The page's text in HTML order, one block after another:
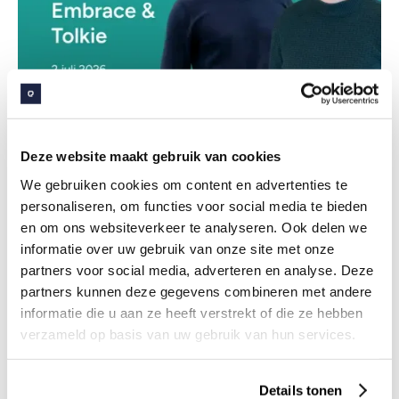
Deze website maakt gebruik van cookies
We gebruiken cookies om content en advertenties te
personaliseren, om functies voor social media te bieden
en om ons websiteverkeer te analyseren. Ook delen we
informatie over uw gebruik van onze site met onze
partners voor social media, adverteren en analyse. Deze
partners kunnen deze gegevens combineren met andere
informatie die u aan ze heeft verstrekt of die ze hebben
verzameld op basis van uw gebruik van hun services.
Details tonen
7jul2026
dienstverlening voor iedereen toegankelijk